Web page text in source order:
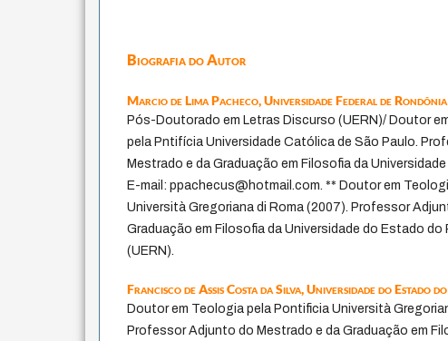
Biografia do Autor
Marcio de Lima Pacheco,Universidade Federal de Rondônia
Pós-Doutorado em Letras Discurso (UERN)/ Doutor
pela Pntifícia Universidade Católica de São Paulo.
Mestrado e da Graduação em Filosofia da
E-mail: ppachecus@hotmail.com. ** Doutor em
Università Gregoriana di Roma (2007). Professor
Graduação em Filosofia da Universidade do Estado do
(UERN).
Francisco de Assis Costa da Silva,Universidade do Estado
Doutor em Teologia pela Pontificia Università
Professor Adjunto do Mestrado e da Graduação em